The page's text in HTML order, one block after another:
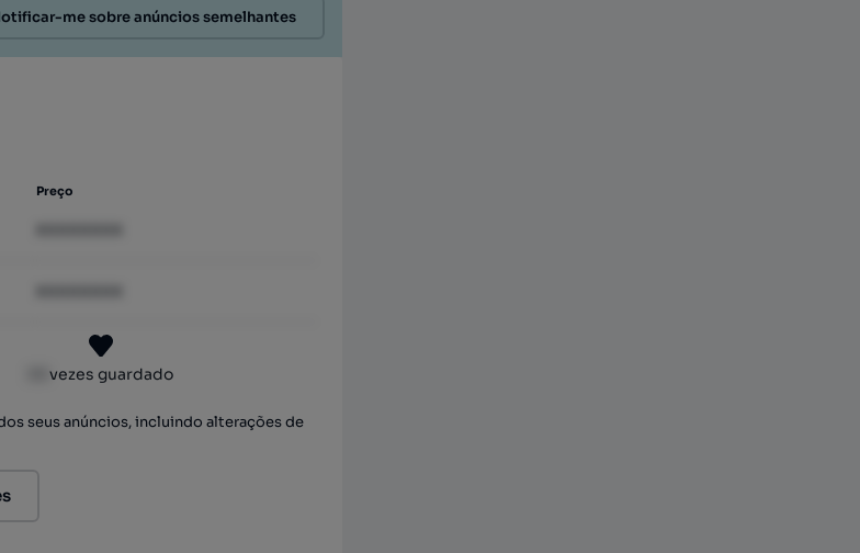
me sobre anúncios semelhantes
Preço
vezes guardado
seus anúncios, incluindo alterações de